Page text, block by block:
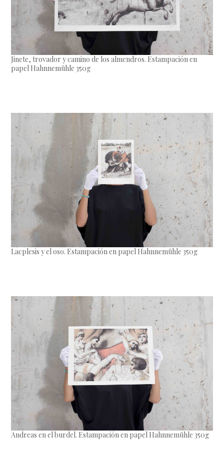
Jinete, trovador y camino de los almendros. Estampación en
papel Hahnnemühle 350g
Lacplesis y el oso. Estampación en papel Hahnnemühle 350g
Andreas en el burdel. Estampación en papel Hahnnemühle 350g